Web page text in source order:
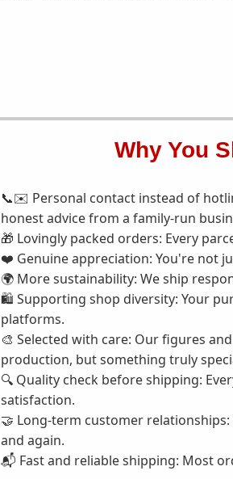
Why You
📞✉️ Personal contact instead of
honest advice from a family-run
🎁 Lovingly packed orders: Every
❤️ Genuine appreciation: You're not
🌍 More sustainability: We ship
🛍️ Supporting shop diversity: Your
platforms.
🎨 Selected with care: Our figures
production, but something truly
🔍 Quality check before shipping:
satisfaction.
🤝 Long-term customer relationships:
and again.
📬 Fast and reliable shipping: Most